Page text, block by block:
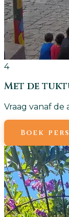
4
Met de
Vraag vanaf
Boek